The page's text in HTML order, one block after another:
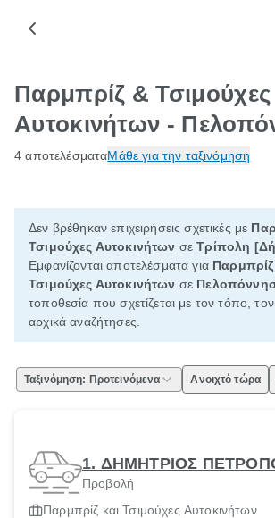
Παρμπρίζ & Τσιμούχες
Αυτοκινήτων -
4 αποτελέσματαΜάθε για την ταξινόμηση
Δεν βρέθηκαν επιχειρήσεις σχετικές με
Τσιμούχες Αυτοκινήτων σεΤρίπολη
Εμφανίζονται αποτελέσματα για Παρμπρίζ
Τσιμούχες Αυτοκινήτων σε
τοποθεσία που σχετίζεται με τον τόπο,
αρχικά αναζήτησες.
Ταξινόμηση: Προτεινόμενα Ανοιχτό τώρα
1. ΔΗΜΗΤΡΙΟΣ
Προβολή
Παρμπρίζ και Τσιμούχες Αυτοκινήτων